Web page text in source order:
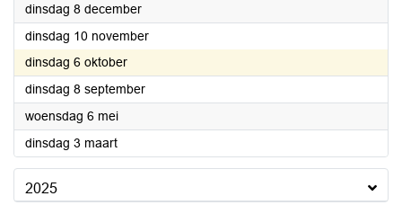
dinsdag 8 december2026
dinsdag 10 november2026
dinsdag 6 oktober2026
dinsdag 8 september2026
woensdag 6 mei2026
dinsdag 3 maart2026
2025